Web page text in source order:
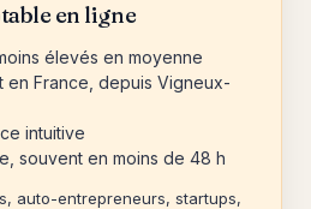
en ligne
élevés en moyenne
en France, depuis Vigneux-
intuitive
souvent en moins de 48 h
auto-entrepreneurs, startups,